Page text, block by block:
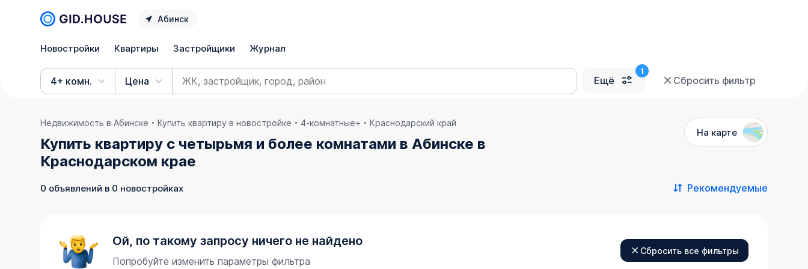
Абинск
Новостройки Квартиры Застройщики Журнал
4+ комн. Цена Ещё Сбросить фильтр
Недвижимость в Абинске Купить квартиру в новостройке 4-комнатные+ Краснодарский край
Купить квартиру с четырьмя и более комнатами в Абинске в
Краснодарском крае
На карте
0 объявлений в 0 новостройках Рекомендуемые
Ой, по такому запросу ничего не найдено
Попробуйте изменить параметры фильтра
Сбросить все фильтры